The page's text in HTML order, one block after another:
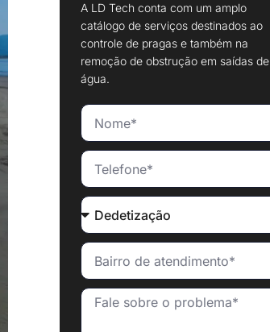
A LD Tech conta com um amplo
catálogo de serviços destinados ao
controle de pragas e também na
remoção de obstrução em saídas de
água.